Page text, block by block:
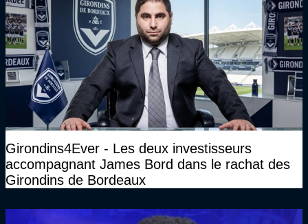
Girondins4Ever - Les deux investisseurs
accompagnant James Bord dans le rachat des
Girondins de Bordeaux